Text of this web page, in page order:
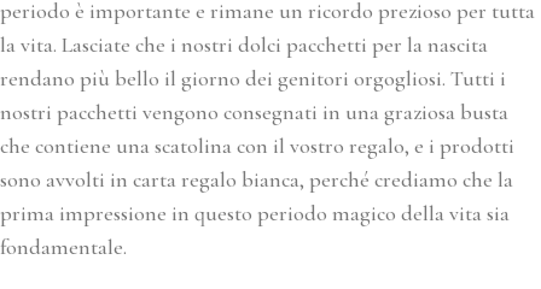
periodo è importante e rimane un ricordo prezioso per tutta
la vita. Lasciate che i nostri dolci pacchetti per la nascita
rendano più bello il giorno dei genitori orgogliosi. Tutti i
nostri pacchetti vengono consegnati in una graziosa busta
che contiene una scatolina con il vostro regalo, e i prodotti
sono avvolti in carta regalo bianca, perché crediamo che la
prima impressione in questo periodo magico della vita sia
fondamentale.